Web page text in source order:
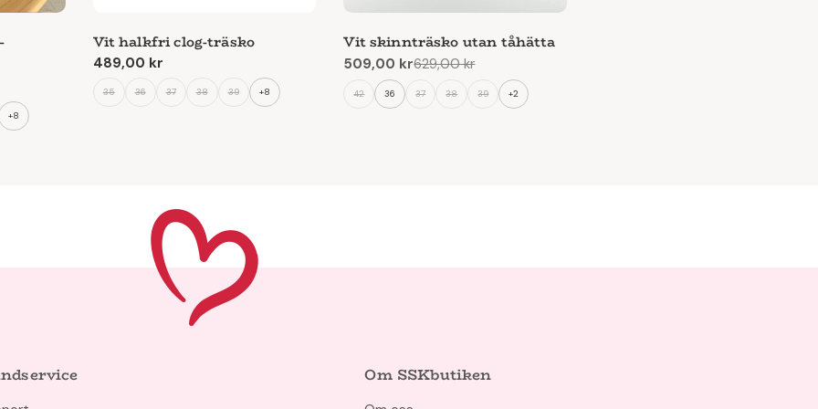
lösningar
modellerna
bra passform.
+8
Vit halkfri clog-träsko
Ordinarie
489,00 kr
35 36 37 38 39 +8
Vit skinnträsko utan tåhätta
Reapris
509,00 kr
Ordinarie
pris
629,00 kr
42 36 37 38 39 +2
Om SSKbutiken